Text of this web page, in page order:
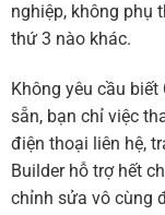
nghiệp, không phụ
thứ 3 nào khác.
Không yêu cầu
sẵn, bạn chỉ việc
điện thoại liên hệ,
Builder hỗ trợ hết
chỉnh sửa vô cùng